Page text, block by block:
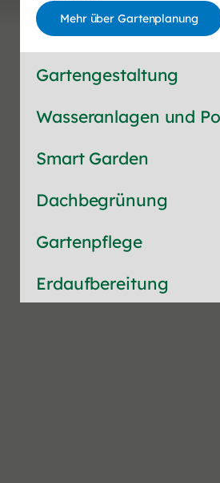
Mehr über Gartenplanung
Gartengestaltung
Wasseranlagen und
Smart Garden
Dachbegrünung
Gartenpflege
Erdaufbereitung